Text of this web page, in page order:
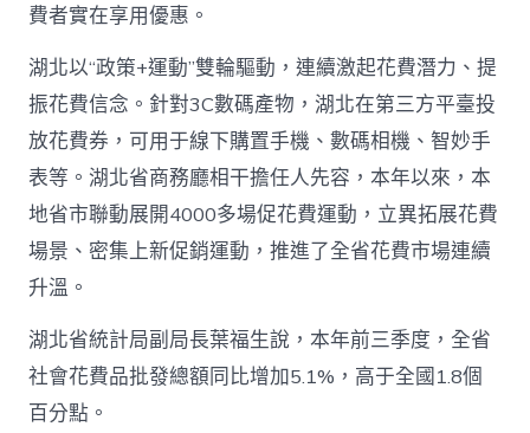
費者實在享用優惠。
湖北以“政策+運動”雙輪驅動，連續激起花費潛力、提
振花費信念。針對3C數碼產物，湖北在第三方平臺投
放花費券，可用于線下購置手機、數碼相機、智妙手
表等。湖北省商務廳相干擔任人先容，本年以來，本
地省市聯動展開4000多場促花費運動，立異拓展花費
場景、密集上新促銷運動，推進了全省花費市場連續
升溫。
湖北省統計局副局長葉福生說，本年前三季度，全省
社會花費品批發總額同比增加5.1%，高于全國1.8個
百分點。